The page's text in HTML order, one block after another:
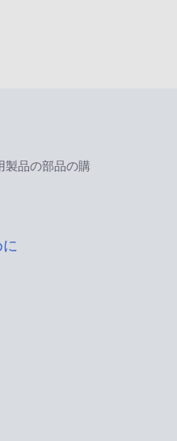
製品の部品の購